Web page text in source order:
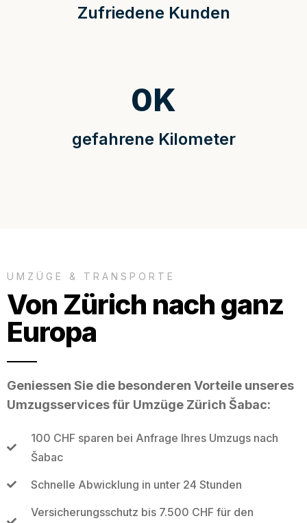
Zufriedene Kunden
gefahrene Kilometer
0K
UMZÜGE & TRANSPORTE
Von Zürich nach ganz
Europa
Geniessen Sie die besonderen Vorteile unseres
Umzugsservices für Umzüge Zürich Šabac:
100 CHF sparen bei Anfrage Ihres Umzugs nach
Šabac
Schnelle Abwicklung in unter 24 Stunden
Versicherungsschutz bis 7.500 CHF für den